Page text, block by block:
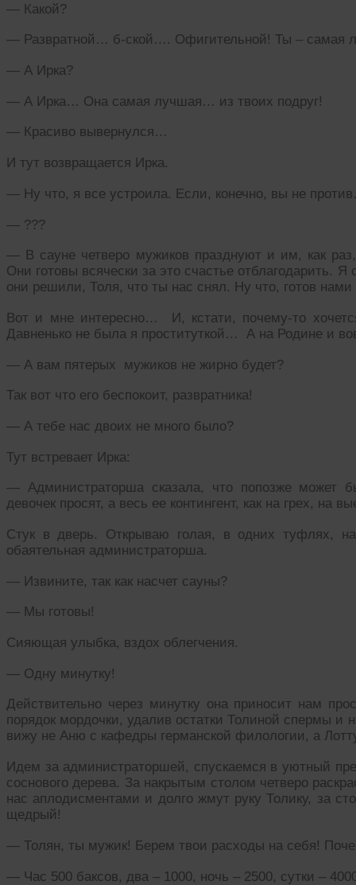
— Какой?
— Развратной… б-ской…. Офигительной! Ты – самая
— А Ирка?
— А Ирка… Она самая лучшая… из твоих подруг!
— Красиво вывернулся…
И тут возвращается Ирка.
— Ну что, я все устроила. Если, конечно, вы не
— ???
— В сауне четверо мужиков празднуют и им, как
Они готовы всячески за это счастье отблагодарить.
они решили, Толя, что ты нас снял. Ну что, готов нами
Вот и мне интересно… И, кстати, почему-то
Давненько не была я проституткой… А на Родине и
— А вам пятерых мужиков не жирно будет?
Так вот что его беспокоит, развратника!
— А тебе нас двоих не много было?
Тут встревает Ирка:
— Администраторша сказала, что попозже может
девочек просят, а весь ее контингент, как на грех, на
Стук в дверь. Открываю голая, в одних туфлях,
обаятельная администраторша.
— Извините, так как насчет сауны?
— Мы готовы!
Сияющая улыбка, вздох облегчения.
— Одну минутку!
Действительно через минутку она приносит нам
порядок мордочки, удалив остатки Толиной спермы и
вижу не Аню с кафедры германской филологии, а
Идем за администраторшей, спускаемся в уютный
соснового дерева. За накрытым столом четверо
нас аплодисментами и долго жмут руку Толику, за
щедрый!
— Толян, ты мужик! Берем твои расходы на себя!
— Час 500 баксов, два – 1000, ночь – 2500, сутки –